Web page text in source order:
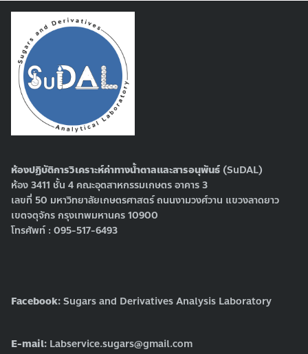
ห้องปฏิบัติการวิเคราะห์ค่าทางน้ำตาลและสารอนุพันธ์ (SuDAL)
ห้อง 3411 ชั้น 4 คณะอุตสาหกรรมเกษตร อาคาร 3
เลขที่ 50 มหาวิทยาลัยเกษตรศาสตร์ ถนนงามวงศ์วาน แขวงลาดยาว
เขตจตุจักร กรุงเทพมหานคร 10900
โทรศัพท์ : 095-517-6493
Facebook:Sugars and Derivatives Analysis Laboratory
E-mail: Labservice.sugars@gmail.com